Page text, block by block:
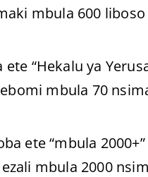
mbula 600
“Hekalu ya
mbula 70
ete “mbula
mbula 2000